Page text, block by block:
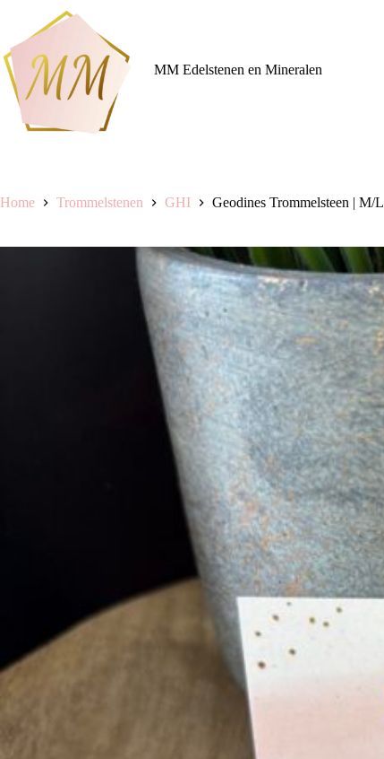
inhoud
MM Edelstenen en Mineralen
Home Trommelstenen GHI Geodines Trommelsteen | M/L